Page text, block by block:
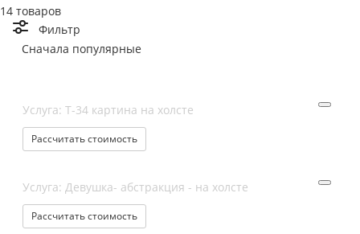
14 товаров
Фильтр
Сначала популярные
Услуга: Т-34 картина на холсте
Рассчитать стоимость
Услуга: Девушка- абстракция - на холсте
Рассчитать стоимость